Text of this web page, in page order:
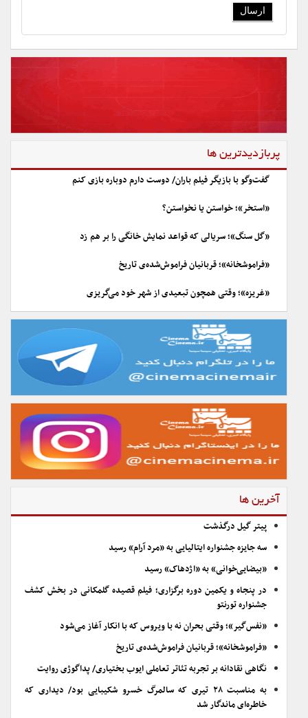
پربازدیدترین ها
گفت‌وگو با بازیگر فیلم باران/ دوست دارم دوباره بازی کنم
«استخر»؛ خواستن یا نخواستن؟
«گل سنگ»؛ سریالی که قواعد نمایش خانگی را بر هم زد
«فراموشخانه»؛ قربانیان فراموش‌شده‌ی تاریخ
«غریزه»؛ وقتی همچون تبعیدی از شهر خود می‌گریزی
آخرین ها
پیتر گیل درگذشت
سه جایزه جشنواره ایتالیایی به «مرد آرام» رسید
«بیضایی‌خوانی» به «اژدهاک» رسید
در پنجاه و یکمین دوره برگزاری؛ فیلم قصیده گلمکانی در بخش کشف
جشنواره تورنتو
«نفس‌گیر»؛ وقتی بحران نه با ویروس که با انکار آغاز می‌شود
«فراموشخانه»؛ قربانیان فراموش‌شده‌ی تاریخ
نگاهی نقادانه بر تجربه تئاتر تعاملی ایوب بختیاری/ پداگوژی روایت
به مناسبت ۲۸ تیری که سالمرگ خسرو شکیبایی بود/ دیداری که
خاطره‌ای ماندگار شد